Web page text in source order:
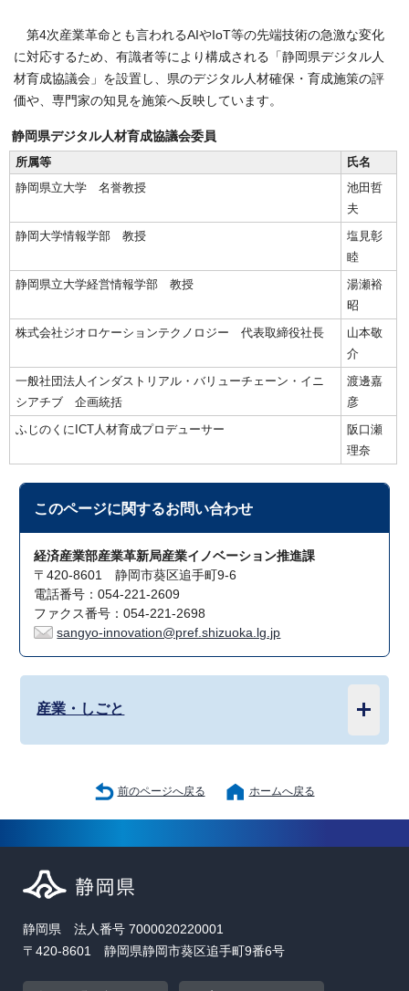
第4次産業革命とも言われるAIやIoT等の先端技術の急激な変化
に対応するため、有識者等により構成される「静岡県デジタル人
材育成協議会」を設置し、県のデジタル人材確保・育成施策の評
価や、専門家の知見を施策へ反映しています。
静岡県デジタル人材育成協議会委員
所属等
氏名
静岡県立大学 名誉教授
池田哲
夫
静岡大学情報学部 教授
塩見彰
睦
静岡県立大学経営情報学部 教授
湯瀬裕
昭
株式会社ジオロケーションテクノロジー 代表取締役社長
山本敬
介
一般社団法人インダストリアル・バリューチェーン・イニ
シアチブ 企画統括
渡邊嘉
彦
ふじのくにICT人材育成プロデューサー
阪口瀬
理奈
このページに関するお問い合わせ
経済産業部産業革新局産業イノベーション推進課
〒420-8601 静岡市葵区追手町9-6
電話番号：054-221-2609
ファクス番号：054-221-2698
sangyo-innovation@pref.shizuoka.lg.jp
産業・しごと
前のページへ戻る ホームへ戻る
静岡県 法人番号 7000020220001
〒420-8601 静岡県静岡市葵区追手町9番6号